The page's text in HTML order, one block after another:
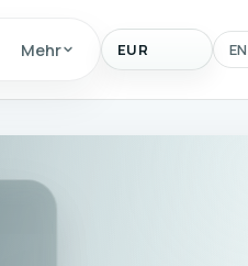
Mehr Anzeigewaehrung
EN